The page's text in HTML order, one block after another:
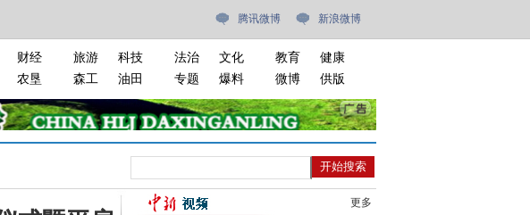
腾讯微博 新浪微博
财经
农垦
旅游
科技
森工
油田
法治
文化
专题
爆料
教育
健康
微博
供版
更多